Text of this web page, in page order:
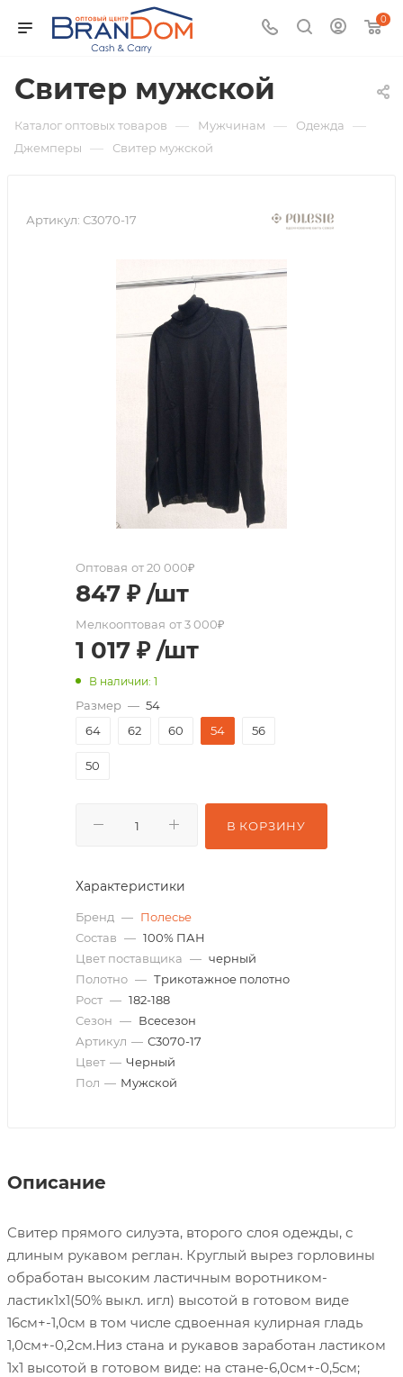
0
Свитер мужской
Каталог оптовых товаров — Мужчинам — Одежда —
Джемперы — Свитер мужской
Артикул: С3070-17
Оптовая от 20 000₽
847 ₽ /шт
Мелкооптовая от 3 000₽
1 017 ₽ /шт
В наличии: 1
Размер — 54
64
62 60 54 56
50
В КОРЗИНУ
Характеристики
Бренд — Полесье
Состав — 100% ПАН
Цвет поставщика — черный
Полотно — Трикотажное полотно
Рост — 182-188
Сезон — Всесезон
Артикул — С3070-17
Цвет — Черный
Пол — Мужской
Описание
Свитер прямого силуэта, второго слоя одежды, с
длиным рукавом реглан. Круглый вырез горловины
обработан высоким ластичным воротником-
ластик1х1(50% выкл. игл) высотой в готовом виде
16см+-1,0см в том числе сдвоенная кулирная гладь
1,0см+-0,2см.Низ стана и рукавов заработан ластиком
1х1 высотой в готовом виде: на стане-6,0см+-0,5см;